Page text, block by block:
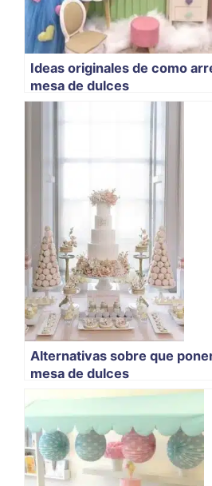
Ideas originales de como
mesa de dulces
Alternativas sobre que
mesa de dulces